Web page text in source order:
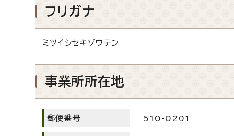
フリガナ
ミツイシセキゾウテン
事業所所在地
郵便番号 510-0201